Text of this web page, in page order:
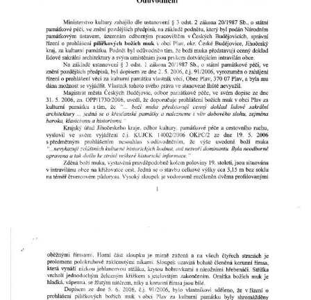
Mikulášovicích
Kříž na louce v horních Mikulášovicích
Posteltův kříž naproti domu ev.č. 29 v
Mikulášovicích
Kříž Neubaukreuz u domu čp. 698 v
Mikulášovicích
Kříž manželů Endlerových u továrního
objektu v Mikulášovicích
Kříž u silnice východně od Mikulášovic
Horním Podluží
Kříž u domu čp. 1016 v Mikulášovicích
Herltův kříž u Mikova v Mikulášovicích